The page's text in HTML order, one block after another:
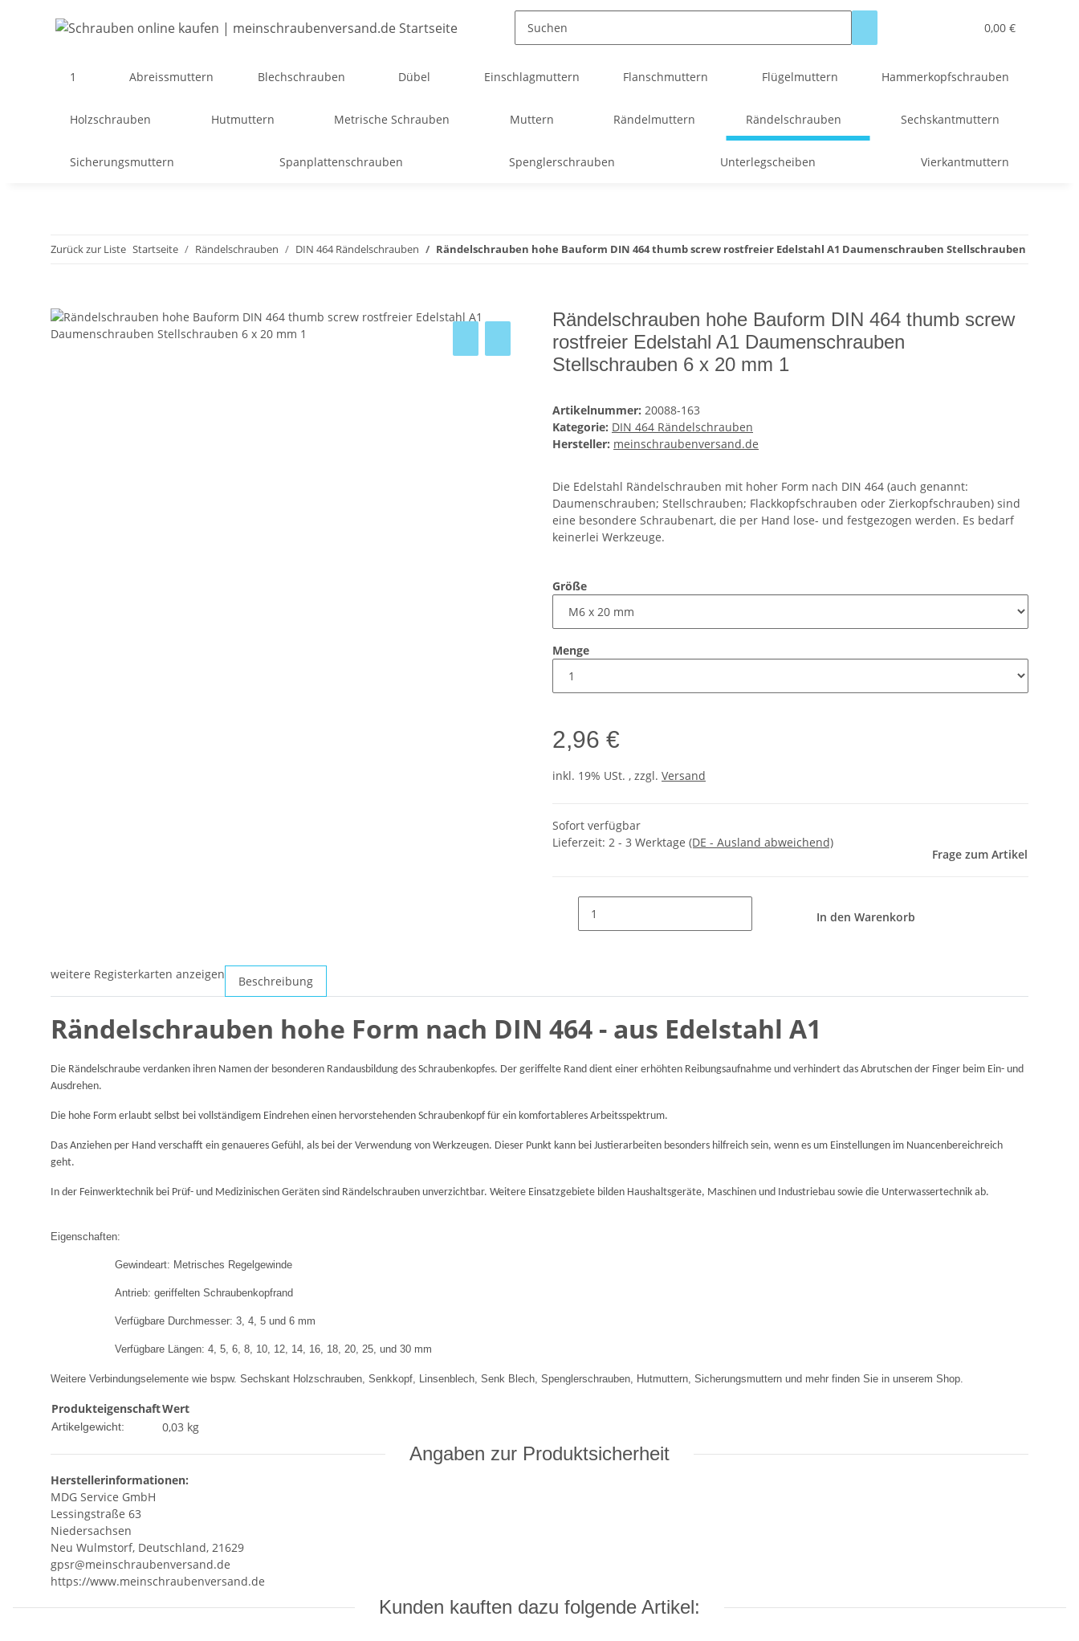
0,00 €
1 Abreissmuttern Blechschrauben Dübel Einschlagmuttern Flanschmuttern Flügelmuttern Hammerkopfschrauben
Holzschrauben Hutmuttern Metrische Schrauben Muttern Rändelmuttern Rändelschrauben Sechskantmuttern
Sicherungsmuttern Spanplattenschrauben Spenglerschrauben Unterlegscheiben Vierkantmuttern
Zurück zur Liste Startseite Rändelschrauben DIN 464 Rändelschrauben Rändelschrauben hohe Bauform DIN 464 thumb screw rostfreier Edelstahl A1 Daumenschrauben Stellschrauben
Rändelschrauben hohe Bauform DIN 464 thumb screw
rostfreier Edelstahl A1 Daumenschrauben
Stellschrauben 6 x 20 mm 1
Artikelnummer: 20088-163
Kategorie: DIN 464 Rändelschrauben
Hersteller: meinschraubenversand.de
Die Edelstahl Rändelschrauben mit hoher Form nach DIN 464 (auch genannt:
Daumenschrauben; Stellschrauben; Flackkopfschrauben oder Zierkopfschrauben) sind
eine besondere Schraubenart, die per Hand lose- und festgezogen werden. Es bedarf
keinerlei Werkzeuge.
Größe
Menge
2,96 €
inkl. 19% USt. , zzgl. Versand
Sofort verfügbar
Lieferzeit: 2 - 3 Werktage (DE - Ausland abweichend)
Frage zum Artikel
In den Warenkorb
weitere Registerkarten anzeigen Beschreibung
Rändelschrauben hohe Form nach DIN 464 - aus Edelstahl A1
Die Rändelschraube verdanken ihren Namen der besonderen Randausbildung des Schraubenkopfes. Der geriffelte Rand dient einer erhöhten Reibungsaufnahme und verhindert das Abrutschen der Finger beim Ein- und
Ausdrehen.
Die hohe Form erlaubt selbst bei vollständigem Eindrehen einen hervorstehenden Schraubenkopf für ein komfortableres Arbeitsspektrum.
Das Anziehen per Hand verschafft ein genaueres Gefühl, als bei der Verwendung von Werkzeugen. Dieser Punkt kann bei Justierarbeiten besonders hilfreich sein, wenn es um Einstellungen im Nuancenbereichreich
geht.
In der Feinwerktechnik bei Prüf- und Medizinischen Geräten sind Rändelschrauben unverzichtbar. Weitere Einsatzgebiete bilden Haushaltsgeräte, Maschinen und Industriebau sowie die Unterwassertechnik ab.
Eigenschaften:
Gewindeart: Metrisches Regelgewinde
Antrieb: geriffelten Schraubenkopfrand
Verfügbare Durchmesser: 3, 4, 5 und 6 mm
Verfügbare Längen: 4, 5, 6, 8, 10, 12, 14, 16, 18, 20, 25, und 30 mm
Weitere Verbindungselemente wie bspw. Sechskant Holzschrauben, Senkkopf, Linsenblech, Senk Blech, Spenglerschrauben, Hutmuttern, Sicherungsmuttern und mehr finden Sie in unserem Shop.
ProdukteigenschaftWert
Artikelgewicht: 0,03 kg
Angaben zur Produktsicherheit
Herstellerinformationen:
MDG Service GmbH
Lessingstraße 63
Niedersachsen
Neu Wulmstorf, Deutschland, 21629
gpsr@meinschraubenversand.de
https://www.meinschraubenversand.de
Kunden kauften dazu folgende Artikel: